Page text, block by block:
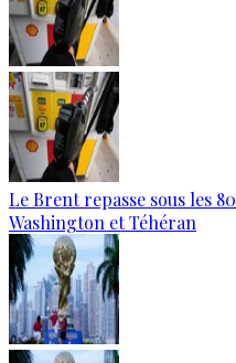
Le Brent repasse sous les
Washington et Téhéran